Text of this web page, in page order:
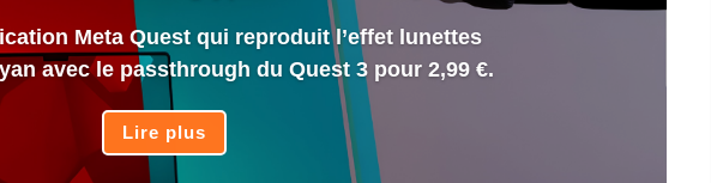
Meta Quest qui reproduit l’effet lunettes
avec le passthrough du Quest 3 pour 2,99 €.
Lire plus